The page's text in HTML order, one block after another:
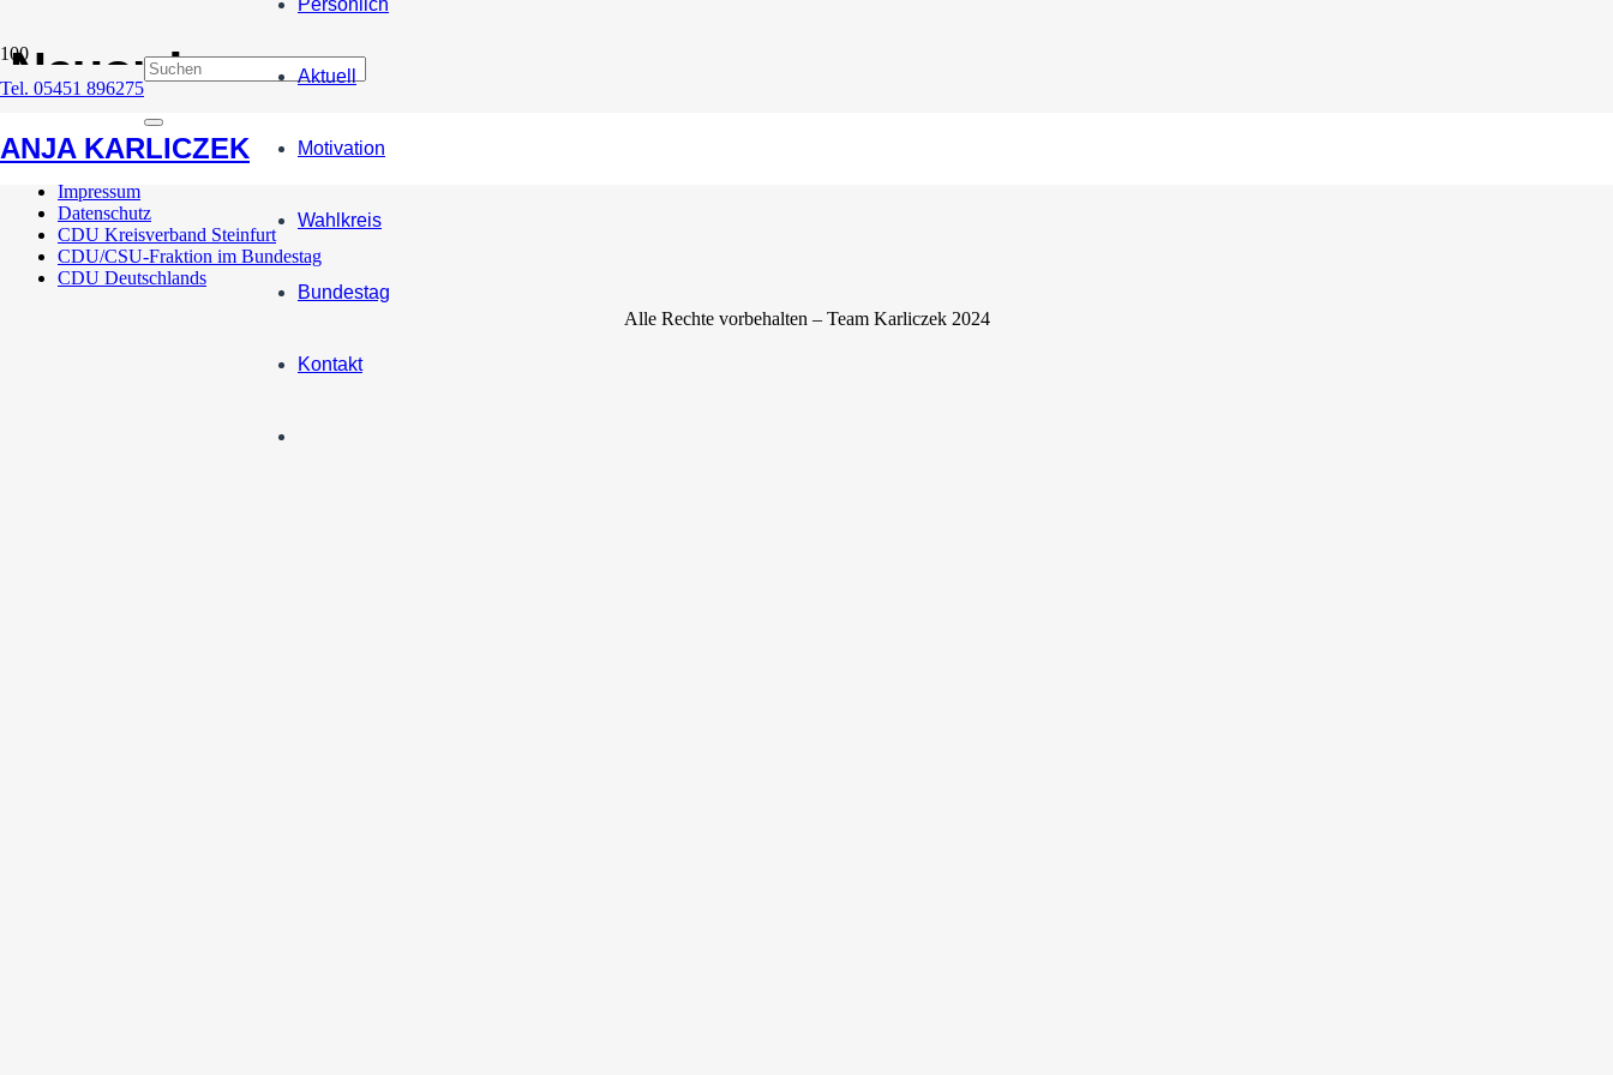
Tel. 05451 896275
ANJA KARLICZEK
Aktuell
Motivation
Wahlkreis
Bundestag
Kontakt
Neuordnung
Nordrhein-Westfalen profitiert von den neuen Bund-Länder-Finanzbeziehungen
Impressum
Datenschutz
CDU Kreisverband Steinfurt
CDU/CSU-Fraktion im Bundestag
CDU Deutschlands
Alle Rechte vorbehalten – Team Karliczek 2024